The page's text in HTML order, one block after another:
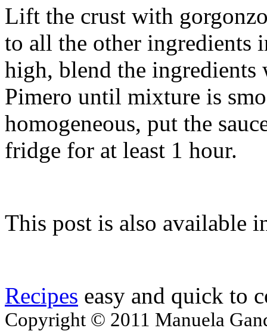
Lift the crust with
to all the other ingredients
high, blend the
Pimero until mixture is
homogeneous, put the
fridge for at least 1 hour.
This post is also available
Recipes easy and quick to
Copyright © 2011 Manuela